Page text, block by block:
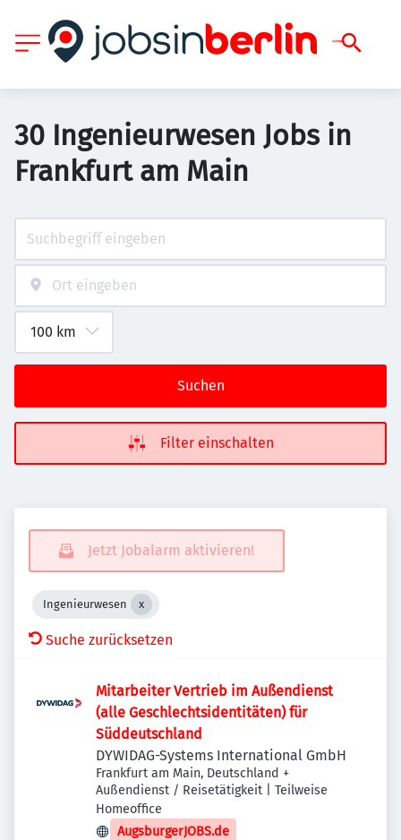
30 Ingenieurwesen Jobs in
Frankfurt am Main
Suchen
Filter einschalten
Jetzt Jobalarm aktivieren!
Ingenieurwesen
Suche zurücksetzen
Mitarbeiter Vertrieb im Außendienst
(alle Geschlechtsidentitäten) für
Süddeutschland
DYWIDAG-Systems International GmbH
Frankfurt am Main, Deutschland +
Außendienst / Reisetätigkeit | Teilweise
Homeoffice
AugsburgerJOBS.de